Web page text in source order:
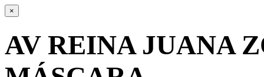
×
AV REINA JUANA